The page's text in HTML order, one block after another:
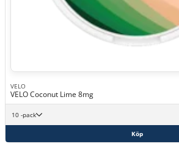
VELO
VELO Coconut Lime 8mg
10 -pack
Köp